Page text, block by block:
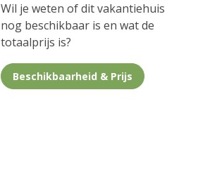
Wil je weten of dit vakantiehuis
nog beschikbaar is en wat de
totaalprijs is?
Beschikbaarheid & Prijs